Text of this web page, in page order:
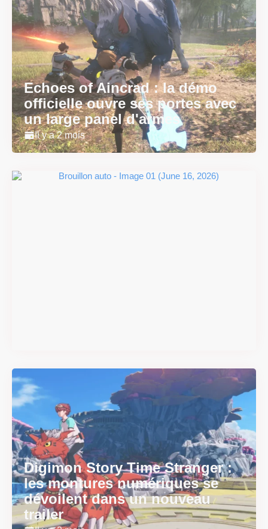
Echoes of Aincrad : la démo
officielle ouvre ses portes avec
un large panel d'armes
Il y a 2 mois
Digimon Story Time Stranger :
les montures numériques se
dévoilent dans un nouveau
trailer